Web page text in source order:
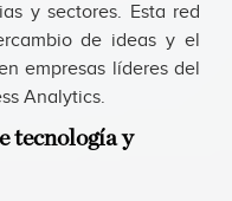
y sectores. Esta red
de ideas y el
empresas líderes del
Analytics.
tecnología y